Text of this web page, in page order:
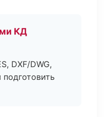
КД
DXF/DWG,